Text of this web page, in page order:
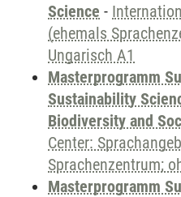
Science -
(ehemals
Ungarisch A1
Masterprogramm
Sustainability
Biodiversity and
Center:
Sprachenzentrum;
Masterprogramm